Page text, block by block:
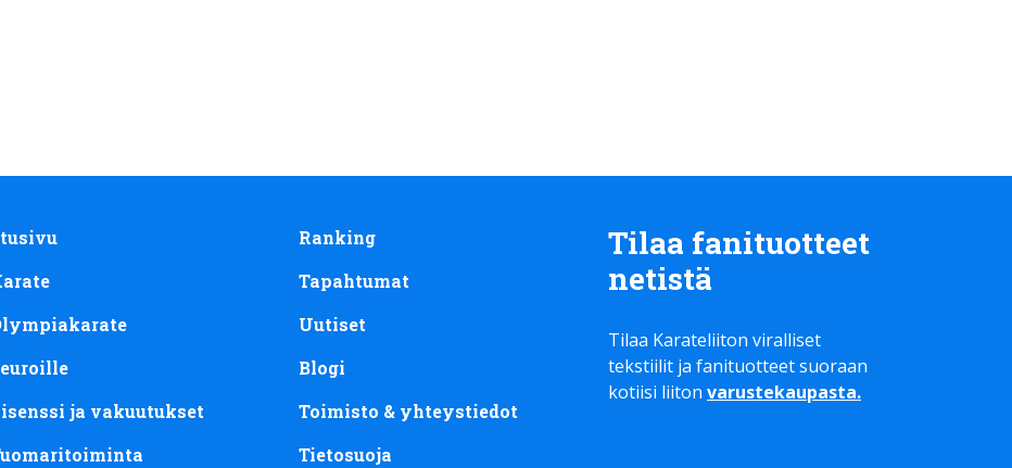
ja vakuutukset
Ranking
Tapahtumat
Uutiset
Blogi
Toimisto & yhteystiedot
Tietosuoja
Tilaa fanituotteet
netistä
Tilaa Karateliiton viralliset
tekstiilit ja fanituotteet suoraan
kotiisi liiton varustekaupasta.